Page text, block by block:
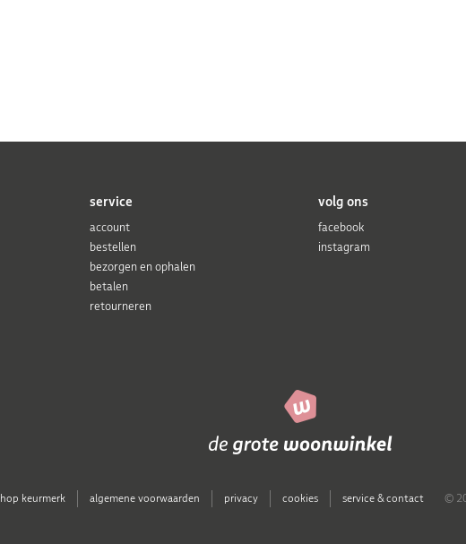
service
account
bestellen
bezorgen en ophalen
betalen
retourneren
volg ons
facebook
instagram
keurmerk algemene voorwaarden privacy cookies service & contact ©